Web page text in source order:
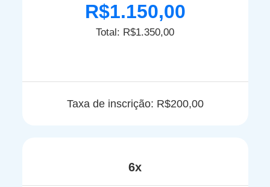
R$1.150,00
Total: R$1.350,00
Taxa de inscrição: R$200,00
6x